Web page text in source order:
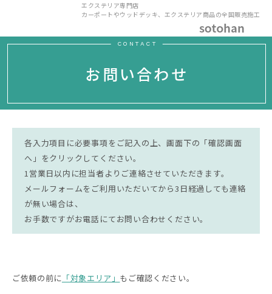
エクステリア専門店
カーポートやウッドデッキ、エクステリア商品の全国販売施工
CONTACT
お問い合わせ
各入力項目に必要事項をご記入の上、画面下の「確認画面
へ」をクリックしてください。
1営業日以内に担当者よりご連絡させていただきます。
メールフォームをご利用いただいてから3日経過しても連絡
が無い場合は、
お手数ですがお電話にてお問い合わせください。
ご依頼の前に 「対象エリア」 もご確認ください。